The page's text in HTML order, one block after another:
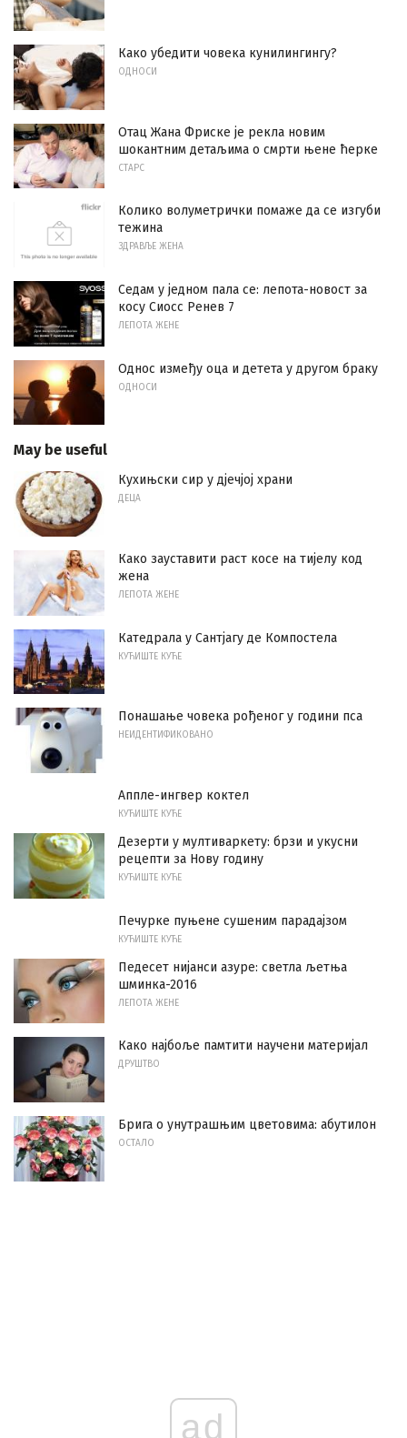
Како убедити човека кунилингингу?
ОДНОСИ
Отац Жана Фриске је рекла новим
шокантним детаљима о смрти њене ћерке
СТАРС
Колико волуметрички помаже да се изгуби
тежина
ЗДРАВЉЕ ЖЕНА
Седам у једном пала се: лепота-новост за
косу Сиосс Ренев 7
ЛЕПОТА ЖЕНЕ
Однос између оца и детета у другом браку
ОДНОСИ
May be useful
Кухињски сир у дјечјој храни
ДЕЦА
Како зауставити раст косе на тијелу код
жена
ЛЕПОТА ЖЕНЕ
Катедрала у Сантјагу де Компостела
КУЋИШТЕ КУЋЕ
Понашање човека рођеног у години пса
НЕИДЕНТИФИКОВАНО
Аппле-ингвер коктел
КУЋИШТЕ КУЋЕ
Дезерти у мултиваркету: брзи и укусни
рецепти за Нову годину
КУЋИШТЕ КУЋЕ
Печурке пуњене сушеним парадајзом
КУЋИШТЕ КУЋЕ
Педесет нијанси азуре: светла љетња
шминка-2016
ЛЕПОТА ЖЕНЕ
Како најбоље памтити научени материјал
ДРУШТВО
Брига о унутрашњим цветовима: абутилон
ОСТАЛО
ad